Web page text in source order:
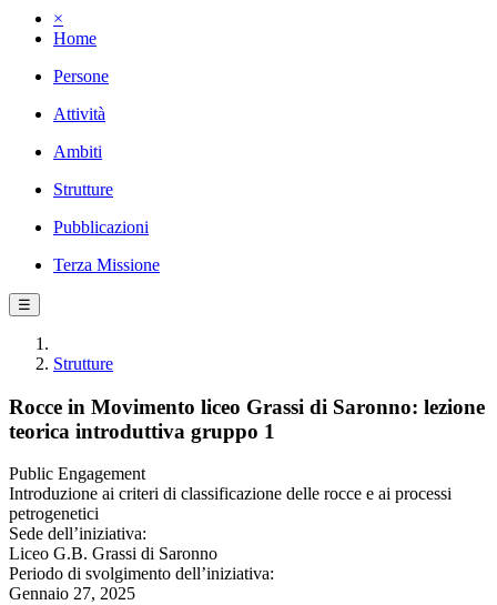
×
Home
Persone
Attività
Ambiti
Strutture
Pubblicazioni
Terza Missione
☰
Strutture
Rocce in Movimento liceo Grassi di Saronno: lezione
teorica introduttiva gruppo 1
Public Engagement
Introduzione ai criteri di classificazione delle rocce e ai processi
petrogenetici
Sede dell’iniziativa:
Liceo G.B. Grassi di Saronno
Periodo di svolgimento dell’iniziativa:
Gennaio 27, 2025